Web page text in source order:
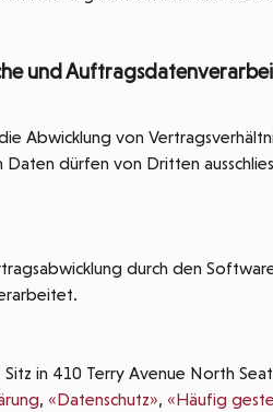
und
Abwicklung von
dürfen von Dritten
durch den
in 410 Terry Avenue North
, «Datenschutz», «Häufig